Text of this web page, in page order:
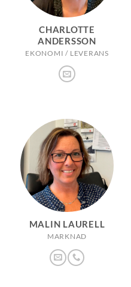
CHARLOTTE
ANDERSSON
EKONOMI / LEVERANS
MALIN LAURELL
MARKNAD